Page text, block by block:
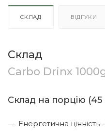
СКЛАД ВІДГУКИ
Склад
Carbo Drinx
Склад на порцію (45
Енергетична цінність